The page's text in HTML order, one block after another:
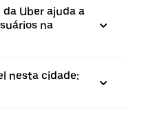
Uber ajuda a
na
nesta cidade: